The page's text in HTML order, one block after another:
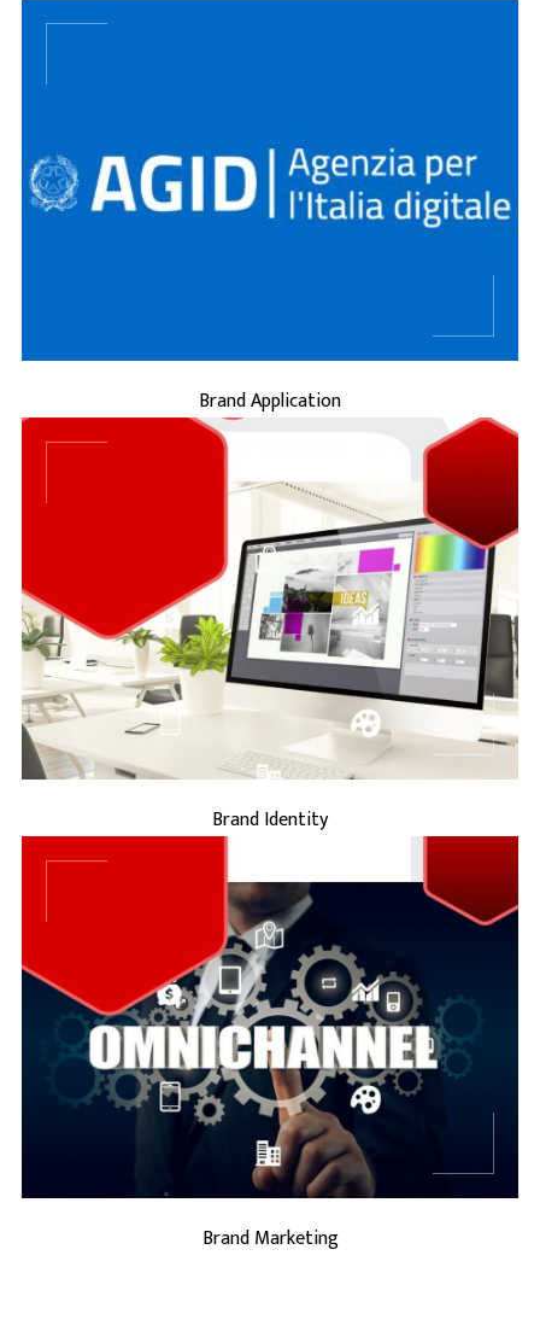
...
Brand Application
BRAND IDENTITY
Brand Identity
...
BRAND MARKETING
Brand Marketing